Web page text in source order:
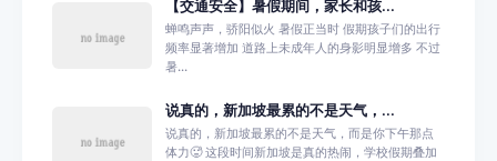
【交通安全】暑假期间，家长和孩...
蝉鸣声声，骄阳似火 暑假正当时 假期孩子们的出行
频率显著增加 道路上未成年人的身影明显增多 不过
暑...
说真的，新加坡最累的不是天气，...
说真的，新加坡最累的不是天气，而是你下午那点
体力🥵 这段时间新加坡是真的热闹，学校假期叠加